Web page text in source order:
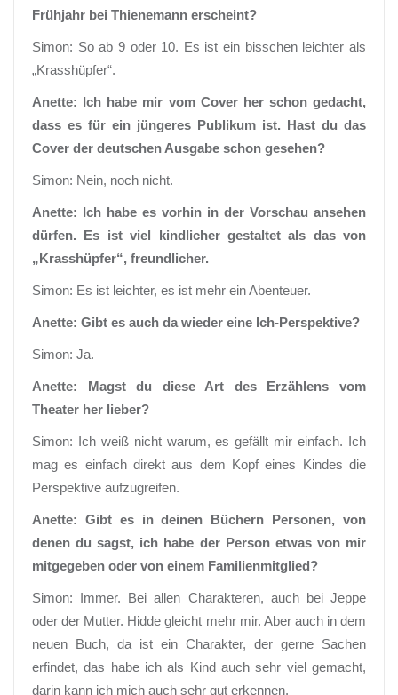
Frühjahr bei Thienemann erscheint?
Simon: So ab 9 oder 10. Es ist ein bisschen leichter als
„Krasshüpfer“.
Anette: Ich habe mir vom Cover her schon gedacht,
dass es für ein jüngeres Publikum ist. Hast du das
Cover der deutschen Ausgabe schon gesehen?
Simon: Nein, noch nicht.
Anette: Ich habe es vorhin in der Vorschau ansehen
dürfen. Es ist viel kindlicher gestaltet als das von
„Krasshüpfer“, freundlicher.
Simon: Es ist leichter, es ist mehr ein Abenteuer.
Anette: Gibt es auch da wieder eine Ich-Perspektive?
Simon: Ja.
Anette: Magst du diese Art des Erzählens vom
Theater her lieber?
Simon: Ich weiß nicht warum, es gefällt mir einfach. Ich
mag es einfach direkt aus dem Kopf eines Kindes die
Perspektive aufzugreifen.
Anette: Gibt es in deinen Büchern Personen, von
denen du sagst, ich habe der Person etwas von mir
mitgegeben oder von einem Familienmitglied?
Simon: Immer. Bei allen Charakteren, auch bei Jeppe
oder der Mutter. Hidde gleicht mehr mir. Aber auch in dem
neuen Buch, da ist ein Charakter, der gerne Sachen
erfindet, das habe ich als Kind auch sehr viel gemacht,
darin kann ich mich auch sehr gut erkennen.